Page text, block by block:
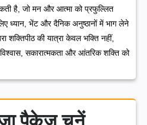
है, जो मन और आत्मा को प्रफुल्लित
ध्यान, भेंट और दैनिक अनुष्ठानों में भाग लेने
शक्तिपीठ की यात्रा केवल भक्ति नहीं,
सकारात्मकता और आंतरिक शक्ति को
पैकेज चुनें